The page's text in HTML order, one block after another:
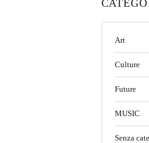
Art
Culture
Future
MUSIC
Senza